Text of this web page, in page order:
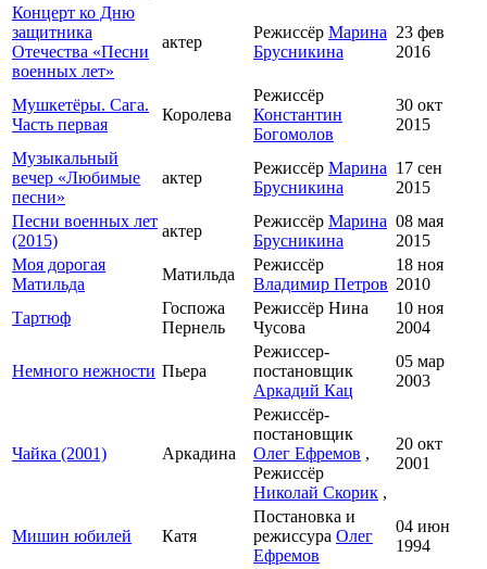
Концерт ко Дню
защитника
Отечества «Песни
военных лет»
актер
Режиссёр Марина
Брусникина
23 фев
2016
Мушкетёры. Сага.
Часть первая
Королева
Режиссёр
Константин
Богомолов
30 окт
2015
Музыкальный
вечер «Любимые
песни»
актер
Режиссёр Марина
Брусникина
17 сен
2015
Песни военных лет
(2015)
актер
Режиссёр Марина
Брусникина
08 мая
2015
Моя дорогая
Матильда
Матильда
Режиссёр
Владимир Петров
18 ноя
2010
Тартюф
Госпожа
Пернель
Режиссёр Нина
Чусова
10 ноя
2004
Немного нежности Пьера
Режиссер-
постановщик
Аркадий Кац
05 мар
2003
Чайка (2001) Аркадина
Режиссёр-
постановщик
Олег Ефремов ,
Режиссёр
Николай Скорик ,
20 окт
2001
Мишин юбилей Катя
Постановка и
режиссура Олег
Ефремов
04 июн
1994